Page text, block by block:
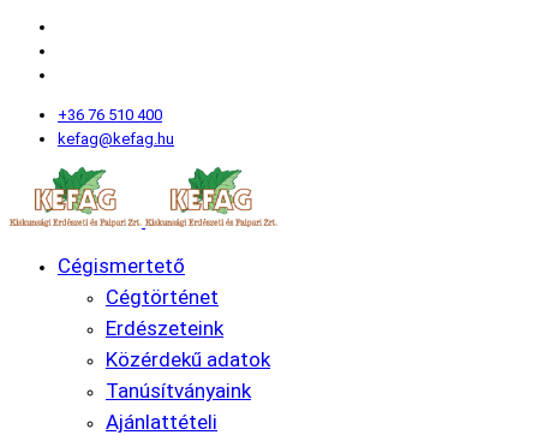
+36 76 510 400
kefag@kefag.hu
Cégismertető
Cégtörténet
Erdészeteink
Közérdekű adatok
Tanúsítványaink
Ajánlattételi